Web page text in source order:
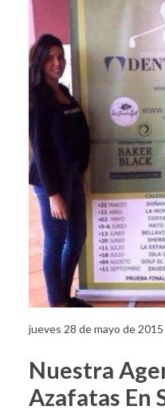
jueves 28 de mayo de 2015
Nuestra
Azafatas En